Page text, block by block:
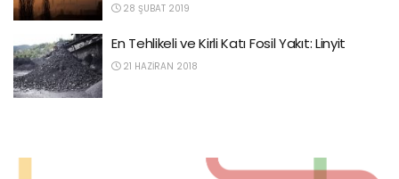
28 ŞUBAT 2019
En Tehlikeli ve Kirli Katı Fosil Yakıt: Linyit
21 HAZIRAN 2018